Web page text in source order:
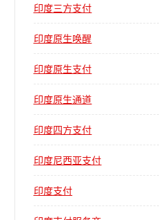
印度三方支付
印度原生唤醒
印度原生支付
印度原生通道
印度四方支付
印度尼西亚支付
印度支付